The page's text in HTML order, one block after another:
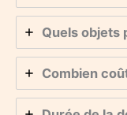
Quels objets
Combien